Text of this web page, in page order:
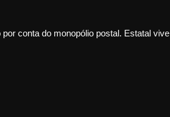
conta do monopólio postal. Estatal